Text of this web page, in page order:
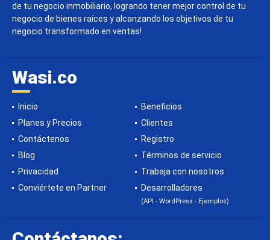
de tu negocio inmobiliario, logrando tener mejor control de tu
negocio de bienes raíces y alcanzando los objetivos de tu
negocio transformado en ventas!
Wasi.co
Inicio
Beneficios
Planes y Precios
Clientes
Contáctenos
Registro
Blog
Términos de servicio
Privacidad
Trabaja con nosotros
Conviértete en Partner
Desarrolladores
(API - WordPress - Ejemplos)